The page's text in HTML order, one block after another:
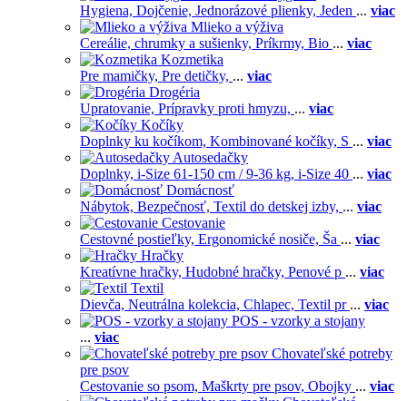
Hygiena, Dojčenie, Jednorázové plienky, Jeden ... viac
Mlieko a výživa
Cereálie, chrumky a sušienky, Príkrmy, Bio ... viac
Kozmetika
Pre mamičky, Pre detičky, ... viac
Drogéria
Upratovanie, Prípravky proti hmyzu, ... viac
Kočíky
Doplnky ku kočíkom, Kombinované kočíky, S ... viac
Autosedačky
Doplnky, i-Size 61-150 cm / 9-36 kg, i-Size 40 ... viac
Domácnosť
Nábytok, Bezpečnosť, Textil do detskej izby, ... viac
Cestovanie
Cestovné postieľky, Ergonomické nosiče, Ša ... viac
Hračky
Kreatívne hračky, Hudobné hračky, Penové p ... viac
Textil
Dievča, Neutrálna kolekcia, Chlapec, Textil pr ... viac
POS - vzorky a stojany
... viac
Chovateľské potreby
pre psov
Cestovanie so psom, Maškrty pre psov, Obojky ... viac